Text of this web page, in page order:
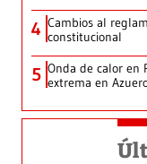
4 Cambios al
constitucional
5 Onda de calor en
extrema en